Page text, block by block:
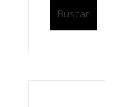
Buscar